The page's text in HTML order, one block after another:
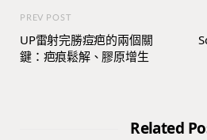
PREV POST
UP雷射完勝痘疤的兩個關
鍵：疤痕鬆解、膠原增生
Related